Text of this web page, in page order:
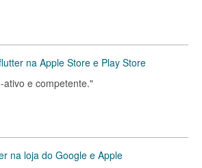
na Apple Store e Play Store
e competente."
na loja do Google e Apple